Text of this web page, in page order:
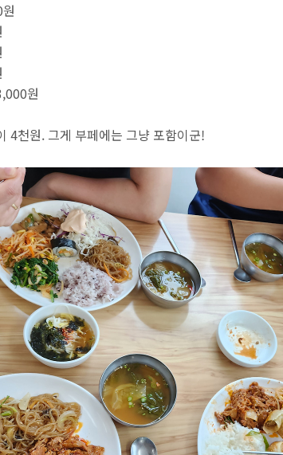
원
4천원. 그게 부페에는 그냥 포함이군!